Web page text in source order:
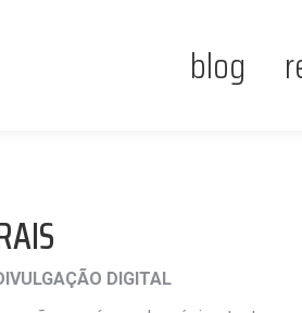
blog
DIGITAL